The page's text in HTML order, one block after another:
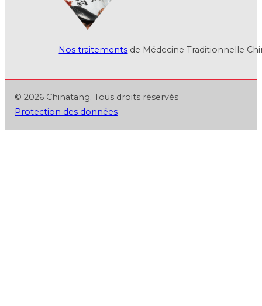
Nos traitements de Médecine Traditionnelle
© 2026 Chinatang. Tous droits réservés
Protection des données